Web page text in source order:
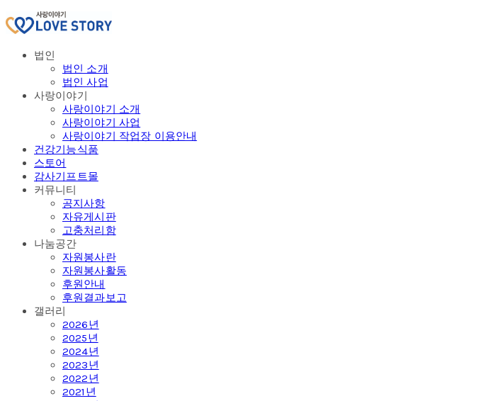
법인
법인 소개
법인 사업
사랑이야기
사랑이야기 소개
사랑이야기 사업
사랑이야기 작업장 이용안내
건강기능식품
스토어
감사기프트몰
커뮤니티
공지사항
자유게시판
고충처리함
나눔공간
자원봉사란
자원봉사활동
후원안내
후원결과보고
갤러리
2026년
2025년
2024년
2023년
2022년
2021년